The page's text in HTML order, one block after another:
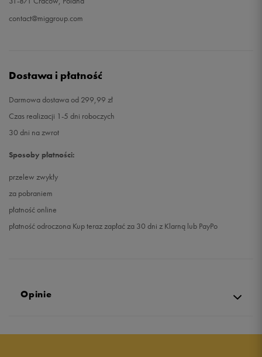
contact@miggroup.com
Dostawa i płatność
Darmowa dostawa od 299,99 zł
Czas realizacji 1-5 dni roboczych
30 dni na zwrot
Sposoby płatności:
przelew zwykły
za pobraniem
płatność online
płatność odroczona Kup teraz zapłać za 30 dni z Klarną lub PayPo
Opinie